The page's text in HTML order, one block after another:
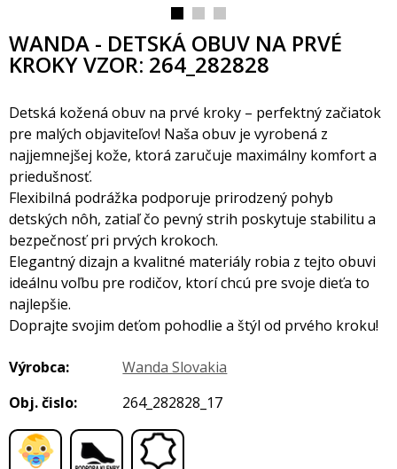
WANDA - DETSKÁ OBUV NA PRVÉ
KROKY VZOR: 264_282828
Detská kožená obuv na prvé kroky – perfektný začiatok
pre malých objaviteľov! Naša obuv je vyrobená z
najjemnejšej kože, ktorá zaručuje maximálny komfort a
priedušnosť.
Flexibilná podrážka podporuje prirodzený pohyb
detských nôh, zatiaľ čo pevný strih poskytuje stabilitu a
bezpečnosť pri prvých krokoch.
Elegantný dizajn a kvalitné materiály robia z tejto obuvi
ideálnu voľbu pre rodičov, ktorí chcú pre svoje dieťa to
najlepšie.
Doprajte svojim deťom pohodlie a štýl od prvého kroku!
Výrobca:
Wanda Slovakia
Obj. čislo:
264_282828_17